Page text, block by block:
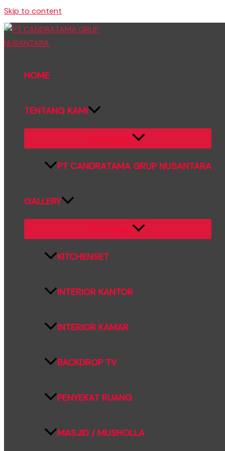
Skip to content
HOME
TENTANG KAMI
Menu Toggle
PT CANDRATAMA GRUP NUSANTARA
GALLERY
Menu Toggle
KITCHENSET
INTERIOR KANTOR
INTERIOR KAMAR
BACKDROP TV
PENYEKAT RUANG
MASJID / MUSHOLLA